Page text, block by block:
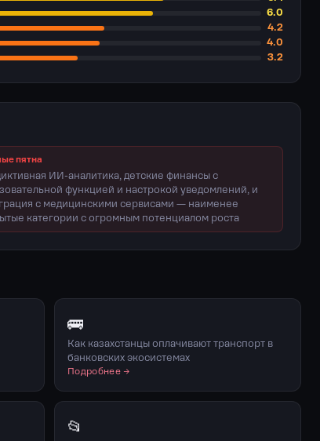
6.0
4.2
4.0
3.2
пятна
ИИ-аналитика, детские финансы с
функцией и настрокой уведомлений, и
с медицинскими сервисами — наименее
категории с огромным потенциалом роста
🚌
Как казахстанцы оплачивают транспорт в
банковских экосистемах
Подробнее →
📂